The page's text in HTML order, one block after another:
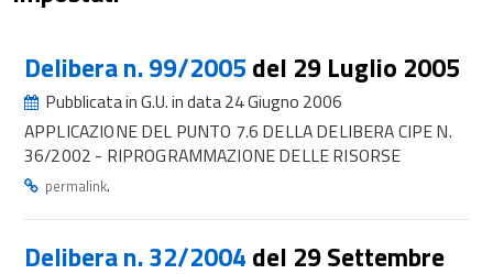
Delibera n. 99/2005 del 29 Luglio 2005
Pubblicata in G.U. in data 24 Giugno 2006
APPLICAZIONE DEL PUNTO 7.6 DELLA DELIBERA CIPE N.
36/2002 - RIPROGRAMMAZIONE DELLE RISORSE
permalink.
Delibera n. 32/2004 del 29 Settembre